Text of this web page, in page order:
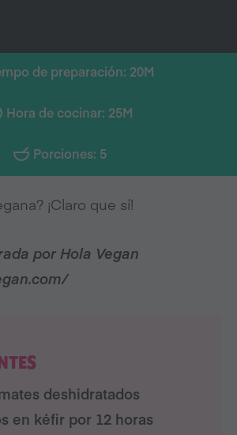
de preparación: 20M
Hora de cocinar: 25M
Porciones: 5
¡Claro que sí!
por Hola Vegan
deshidratados
en kéfir por 12 horas